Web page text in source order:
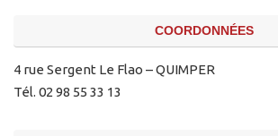
COORDONNÉES
4 rue Sergent Le Flao – QUIMPER
Tél. 02 98 55 33 13